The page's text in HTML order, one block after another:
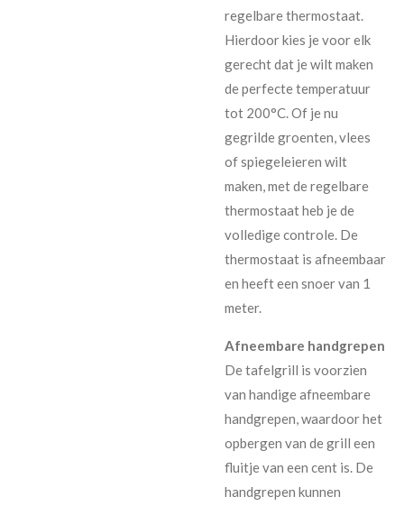
regelbare thermostaat.
Hierdoor kies je voor elk
gerecht dat je wilt maken
de perfecte temperatuur
tot 200°C. Of je nu
gegrilde groenten, vlees
of spiegeleieren wilt
maken, met de regelbare
thermostaat heb je de
volledige controle. De
thermostaat is afneembaar
en heeft een snoer van 1
meter.
Afneembare handgrepen
De tafelgrill is voorzien
van handige afneembare
handgrepen, waardoor het
opbergen van de grill een
fluitje van een cent is. De
handgrepen kunnen